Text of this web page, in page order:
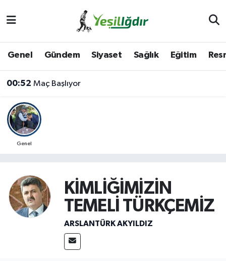
Genel Gündem Siyaset Sağlık Eğitim
00:52 Maç Başlıyor
Genel
KİMLİĞİMİZİN
TEMELİ TÜRKÇEMİZ
ARSLANTÜRK AKYILDIZ
İğdir Namaz Vakitleri
Iğdır Trafik Yoğunluk Haritası
Süper Lig Puan Durumu ve Fikstür
Son Dakika Haberleri
Haber Arşivi